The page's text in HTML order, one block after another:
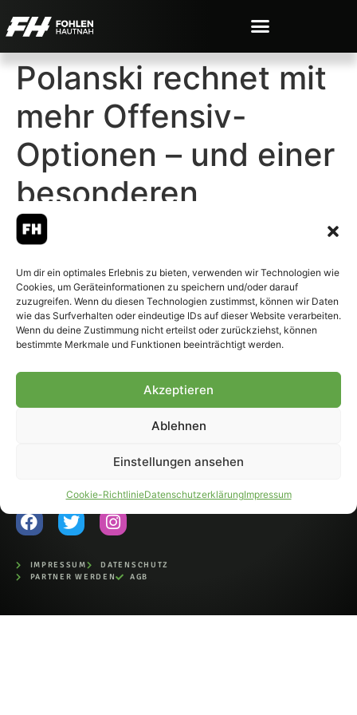
Um dir ein optimales Erlebnis zu bieten, verwenden wir Technologien wie
Cookies, um Geräteinformationen zu speichern und/oder darauf
zuzugreifen. Wenn du diesen Technologien zustimmst, können wir Daten
wie das Surfverhalten oder eindeutige IDs auf dieser Website verarbeiten.
Wenn du deine Zustimmung nicht erteilst oder zurückziehst, können
bestimmte Merkmale und Funktionen beeinträchtigt werden.
Akzeptieren
Ablehnen
Einstellungen ansehen
Cookie-RichtlinieDatenschutzerklärungImpressum
Polanski rechnet mit
mehr Offensiv-
Optionen – und einer
besonderen
Atmosphäre
© 2007-2026 Fohlen-Hautnah.de
– Alle rechte vorbehalten.
Fohlen-Hautnah.de ist ein
offiziell eingetragenes Magazin
bei der Deutschen
Nationalbibliothek (ISSN 1868-
auszugsweise, nur mit
IMPRESSUM
DATENSCHUTZ
PARTNER WERDEN
AGB